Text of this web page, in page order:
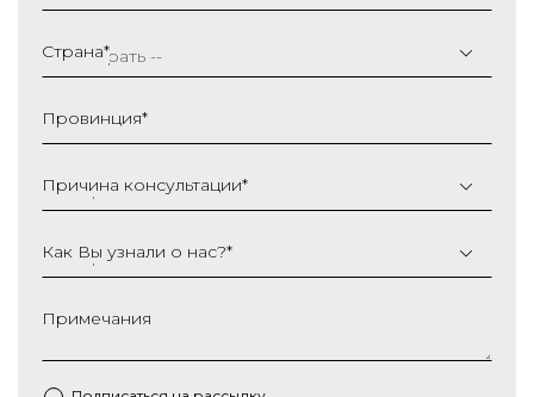
слеш
ММ
ГГГГ
Страна*
Провинция*
Причина консультации*
Как Вы узнали о нас?*
Примечания